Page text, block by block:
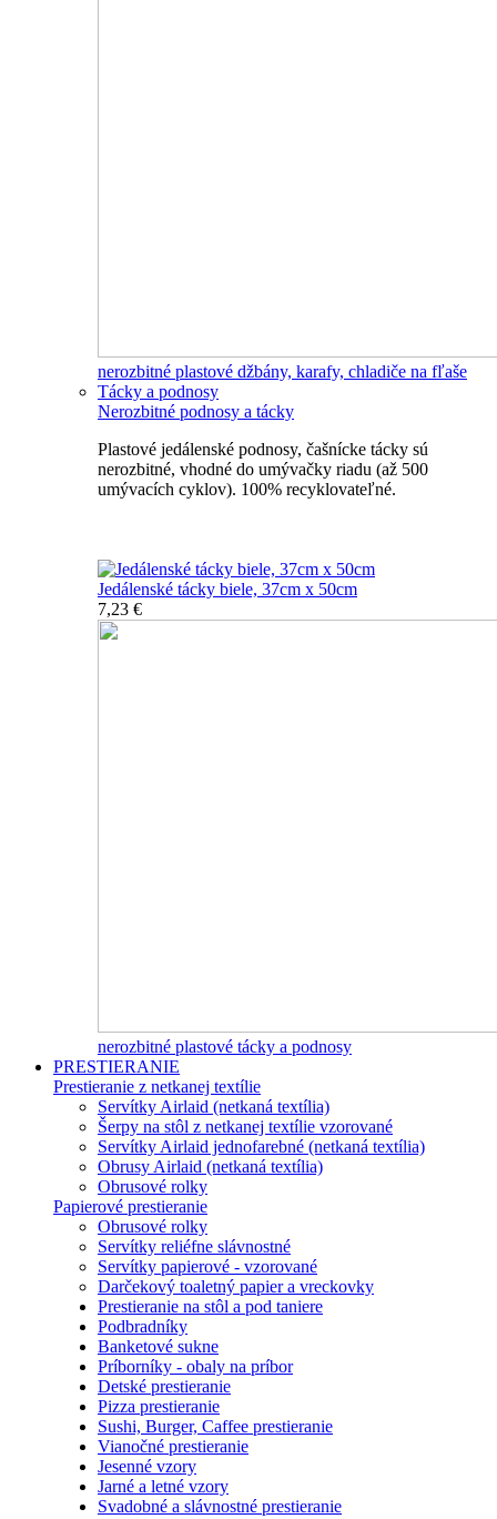
nerozbitné plastové džbány, karafy, chladiče na fľaše
Tácky a podnosy
Nerozbitné podnosy a tácky
Plastové jedálenské podnosy, čašnícke tácky sú
nerozbitné, vhodné do umývačky riadu (až 500
umývacích cyklov). 100% recyklovateľné.
Jedálenské tácky biele, 37cm x 50cm
7,23 €
nerozbitné plastové tácky a podnosy
PRESTIERANIE
Prestieranie z netkanej textílie
Servítky Airlaid (netkaná textília)
Šerpy na stôl z netkanej textílie vzorované
Servítky Airlaid jednofarebné (netkaná textília)
Obrusy Airlaid (netkaná textília)
Obrusové rolky
Papierové prestieranie
Obrusové rolky
Servítky reliéfne slávnostné
Servítky papierové - vzorované
Darčekový toaletný papier a vreckovky
Prestieranie na stôl a pod taniere
Podbradníky
Banketové sukne
Príborníky - obaly na príbor
Detské prestieranie
Pizza prestieranie
Sushi, Burger, Caffee prestieranie
Vianočné prestieranie
Jesenné vzory
Jarné a letné vzory
Svadobné a slávnostné prestieranie